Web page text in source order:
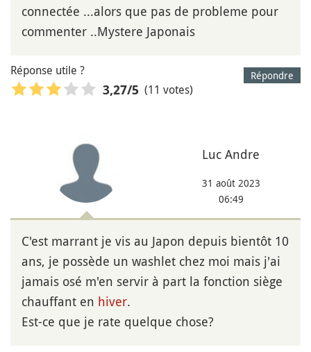
connectée ...alors que pas de probleme pour
commenter ..Mystere Japonais
Répondre
Réponse utile ?
3,27/5 (11 votes)
Luc Andre
31 août 2023
06:49
C'est marrant je vis au Japon depuis bientôt 10
ans, je possède un washlet chez moi mais j'ai
jamais osé m'en servir à part la fonction siège
chauffant en hiver.
Est-ce que je rate quelque chose?